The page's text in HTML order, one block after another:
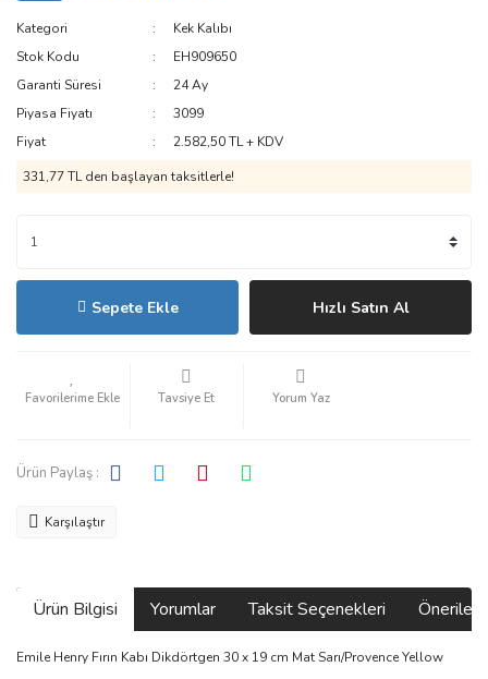
Kategori
Kek Kalıbı
Stok Kodu
EH909650
Garanti Süresi
24 Ay
Piyasa Fiyatı
3099
Fiyat
2.582,50 TL + KDV
331,77 TL den başlayan taksitlerle!
Sepete Ekle Hızlı Satın Al
Tavsiye Et Yorum Yaz
Ürün Paylaş :
Karşılaştır
Ürün Bilgisi Yorumlar Taksit Seçenekleri
Emile Henry Fırın Kabı Dikdörtgen 30 x 19 cm Mat Sarı/Provence Yellow